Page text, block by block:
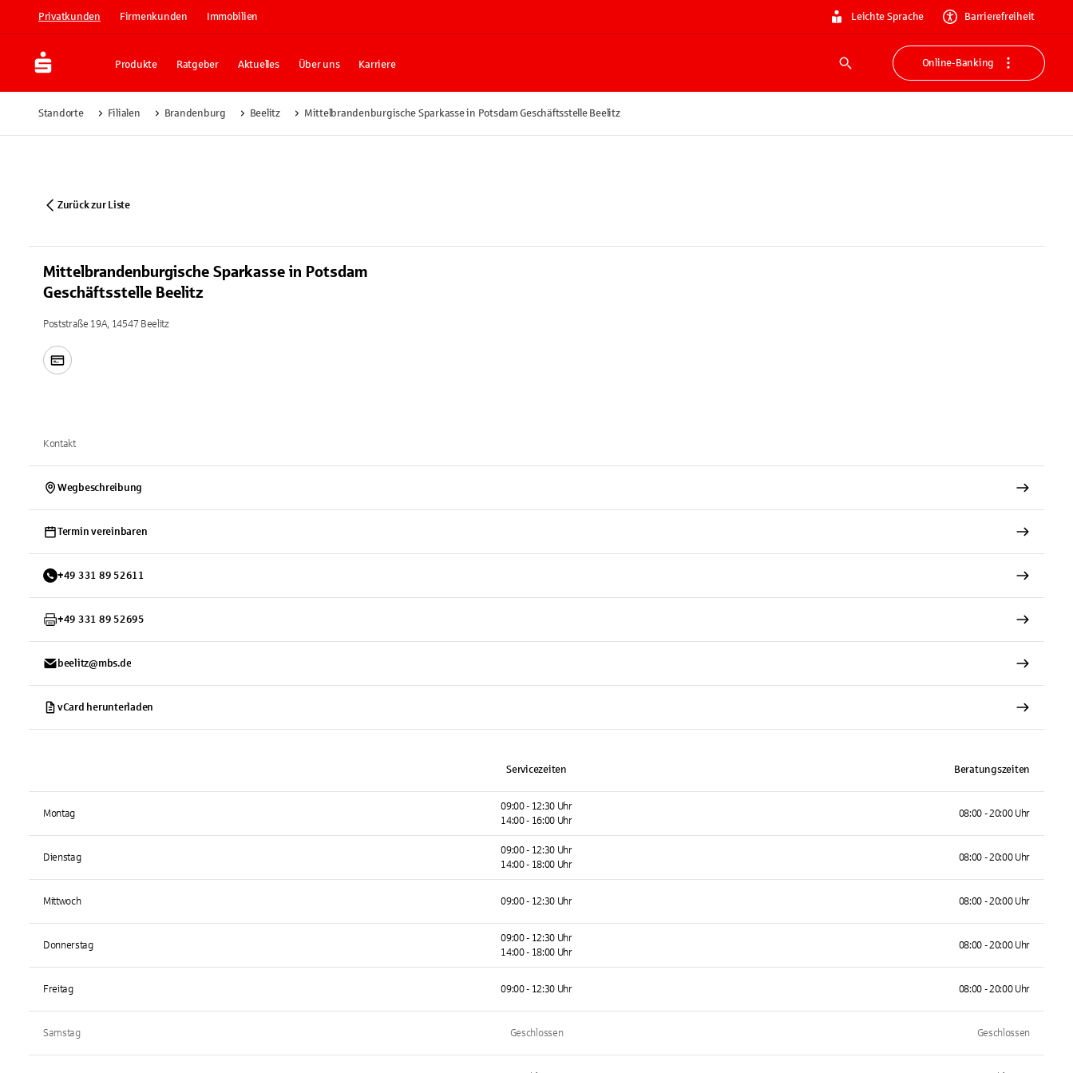
Privatkunden Firmenkunden Immobilien Leichte Sprache Barrierefreiheit
Produkte Ratgeber Aktuelles Über uns Karriere
Suche
Online-Banking
Standorte Filialen Brandenburg Beelitz Mittelbrandenburgische Sparkasse in Potsdam Geschäftsstelle Beelitz
Zurück zur Liste
Mittelbrandenburgische Sparkasse in Potsdam
Geschäftsstelle Beelitz
Poststraße 19A, 14547 Beelitz
Kontakt
Wegbeschreibung
Termin vereinbaren
+49 331 89 52611
+49 331 89 52695
beelitz@mbs.de
vCard herunterladen
Servicezeiten Beratungszeiten
Montag
09:00 - 12:30 Uhr
14:00 - 16:00 Uhr
08:00 - 20:00 Uhr
Dienstag
09:00 - 12:30 Uhr
14:00 - 18:00 Uhr
08:00 - 20:00 Uhr
Mittwoch 09:00 - 12:30 Uhr 08:00 - 20:00 Uhr
Donnerstag
09:00 - 12:30 Uhr
14:00 - 18:00 Uhr
08:00 - 20:00 Uhr
Freitag 09:00 - 12:30 Uhr 08:00 - 20:00 Uhr
Samstag Geschlossen Geschlossen